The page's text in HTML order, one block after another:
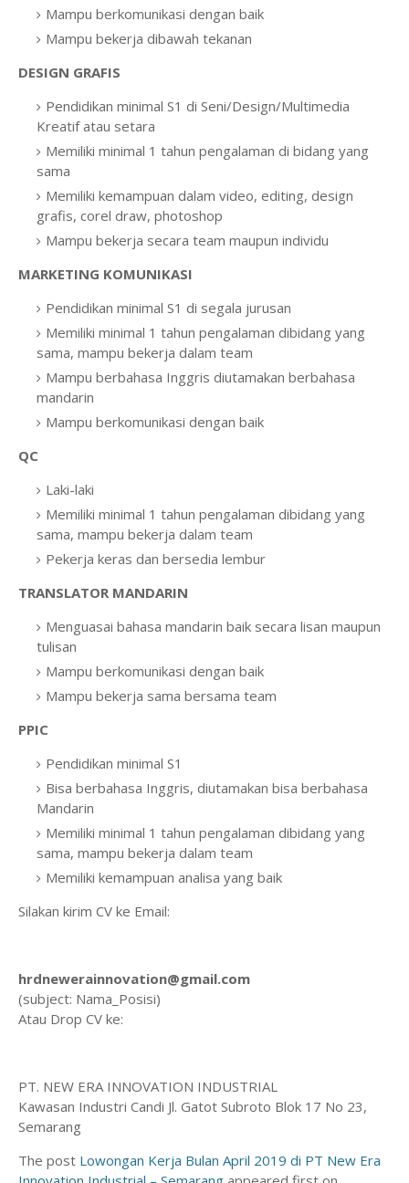
Mampu berkomunikasi dengan baik
Mampu bekerja dibawah tekanan
DESIGN GRAFIS
Pendidikan minimal S1 di Seni/Design/Multimedia
Kreatif atau setara
Memiliki minimal 1 tahun pengalaman di bidang yang
sama
Memiliki kemampuan dalam video, editing, design
grafis, corel draw, photoshop
Mampu bekerja secara team maupun individu
MARKETING KOMUNIKASI
Pendidikan minimal S1 di segala jurusan
Memiliki minimal 1 tahun pengalaman dibidang yang
sama, mampu bekerja dalam team
Mampu berbahasa Inggris diutamakan berbahasa
mandarin
Mampu berkomunikasi dengan baik
QC
Laki-laki
Memiliki minimal 1 tahun pengalaman dibidang yang
sama, mampu bekerja dalam team
Pekerja keras dan bersedia lembur
TRANSLATOR MANDARIN
Menguasai bahasa mandarin baik secara lisan maupun
tulisan
Mampu berkomunikasi dengan baik
Mampu bekerja sama bersama team
PPIC
Pendidikan minimal S1
Bisa berbahasa Inggris, diutamakan bisa berbahasa
Mandarin
Memiliki minimal 1 tahun pengalaman dibidang yang
sama, mampu bekerja dalam team
Memiliki kemampuan analisa yang baik
Silakan kirim CV ke Email:
hrdnewerainnovation@gmail.com
(subject: Nama_Posisi)
Atau Drop CV ke:
PT. NEW ERA INNOVATION INDUSTRIAL
Kawasan Industri Candi Jl. Gatot Subroto Blok 17 No 23,
Semarang
The post Lowongan Kerja Bulan April 2019 di PT New Era